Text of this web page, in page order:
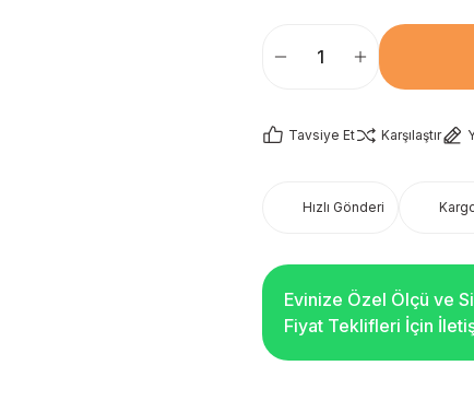
Tavsiye Et Karşılaştır
Hızlı Gönderi
Evinize Özel Ölçü ve
Fiyat Teklifleri İçin